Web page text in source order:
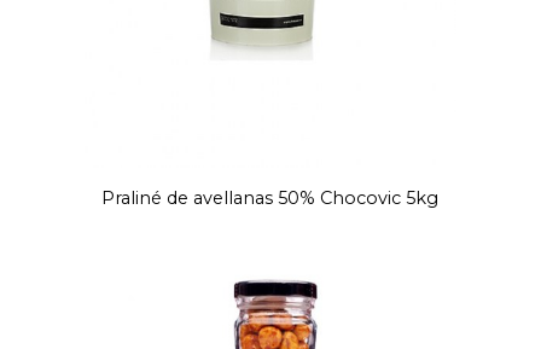
Praliné de avellanas 50% Chocovic 5kg